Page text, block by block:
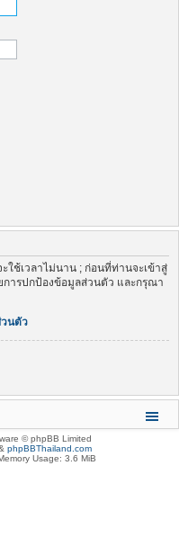
ช้เวลาไม่นาน ; ก่อนที่ท่านจะเข้าสู่
การปกป้องข้อมูลส่วนตัว และกรุณา
นตัว
© phpBB Limited
phpBBThailand.com
Usage: 3.6 MiB